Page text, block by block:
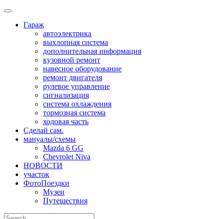
Skip
contentГараж
автоэлектрика
выхлопная система
дополнительная информация
кузовной ремонт
навесное оборудование
ремонт двигателя
рулевое управление
сигнализация
система охлаждения
тормозная система
ходовая часть
Сделай сам.
мануалы/схемы
Mazda 6 GG
Chevrolet Niva
НОВОСТИ
участок
ФотоПоездки
Музеи
Путешествия
Search